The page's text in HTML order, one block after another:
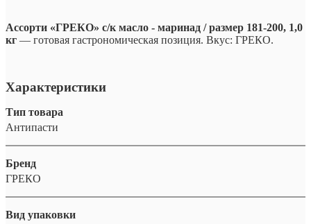
Ассорти «ГРЕКО» с/к масло - маринад / размер 181-200, 1,0
кг — готовая гастрономическая позиция. Вкус: ГРЕКО.
Характеристики
Тип товара
Антипасти
Бренд
ГРЕКО
Вид упаковки